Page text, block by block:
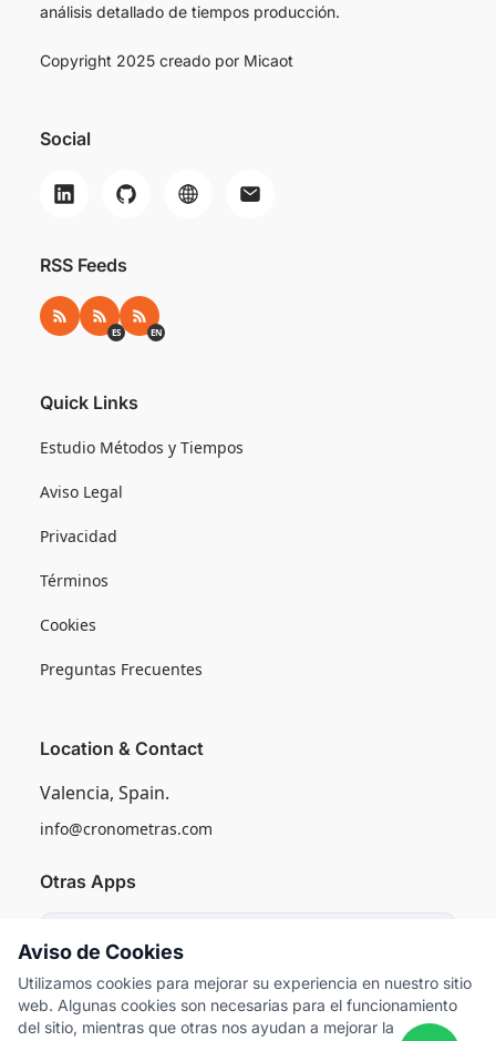
análisis detallado de tiempos producción.
Copyright 2025 creado por Micaot
Social
RSS Feeds
RSS RSS ES
ES RSS EN
EN
Quick Links
Estudio Métodos y Tiempos
Aviso Legal
Privacidad
Términos
Cookies
Preguntas Frecuentes
Location & Contact
Valencia, Spain.
info@cronometras.com
Otras Apps
Control de Producción Industrial
Worksamp
Aviso de Cookies
Utilizamos cookies para mejorar su experiencia en nuestro sitio
web. Algunas cookies son necesarias para el funcionamiento
del sitio, mientras que otras nos ayudan a mejorar la